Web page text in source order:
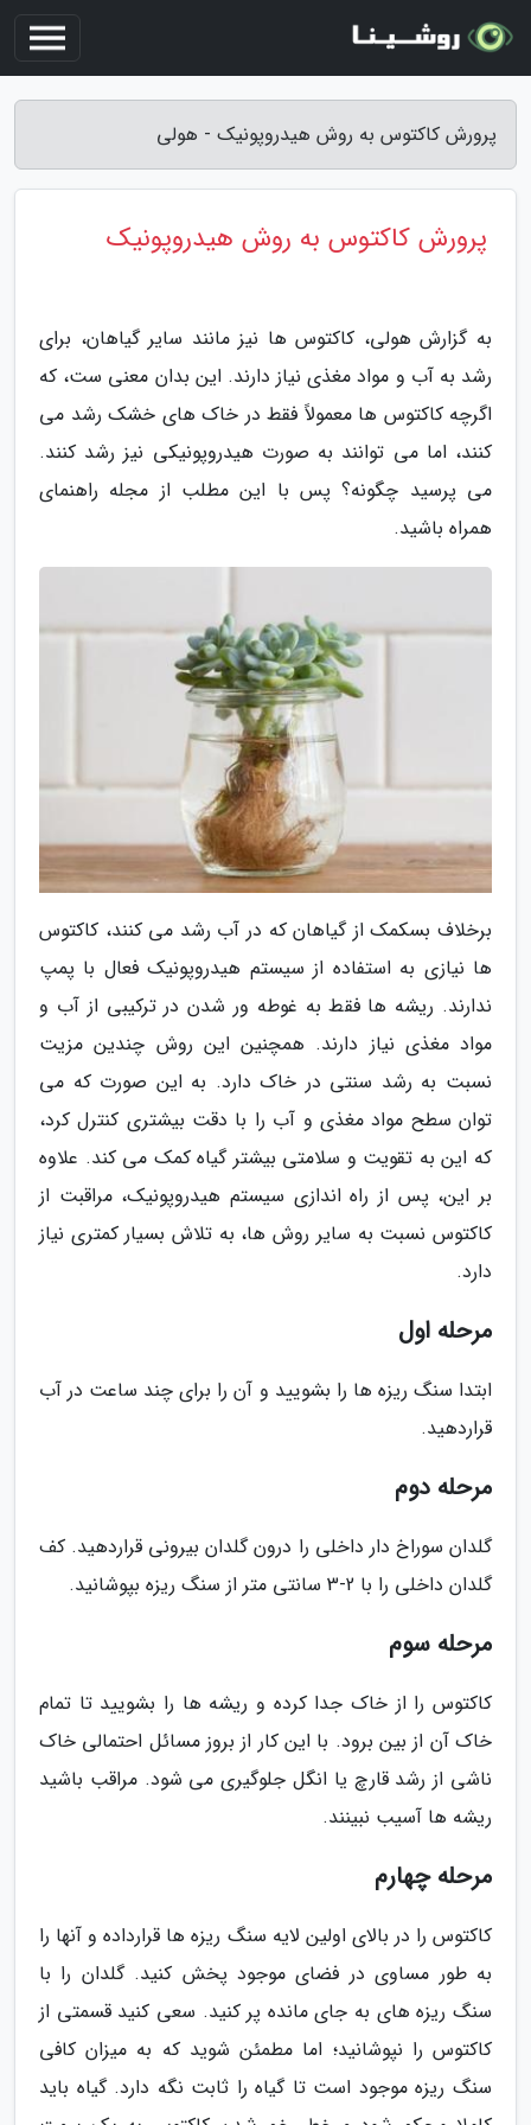
پرورش کاکتوس به روش هیدروپونیک - هولی
پرورش کاکتوس به روش هیدروپونیک
به گزارش هولی، کاکتوس ها نیز مانند سایر گیاهان، برای
رشد به آب و مواد مغذی نیاز دارند. این بدان معنی ست، که
اگرچه کاکتوس ها معمولاً فقط در خاک های خشک رشد می
کنند، اما می توانند به صورت هیدروپونیکی نیز رشد کنند.
می پرسید چگونه؟ پس با این مطلب از مجله راهنمای
همراه باشید.
برخلاف بسکمک از گیاهان که در آب رشد می کنند، کاکتوس
ها نیازی به استفاده از سیستم هیدروپونیک فعال با پمپ
ندارند. ریشه ها فقط به غوطه ور شدن در ترکیبی از آب و
مواد مغذی نیاز دارند. همچنین این روش چندین مزیت
نسبت به رشد سنتی در خاک دارد. به این صورت که می
توان سطح مواد مغذی و آب را با دقت بیشتری کنترل کرد،
که این به تقویت و سلامتی بیشتر گیاه کمک می کند. علاوه
بر این، پس از راه اندازی سیستم هیدروپونیک، مراقبت از
کاکتوس نسبت به سایر روش ها، به تلاش بسیار کمتری نیاز
دارد.
مرحله اول
ابتدا سنگ ریزه ها را بشویید و آن را برای چند ساعت در آب
قراردهید.
مرحله دوم
گلدان سوراخ دار داخلی را درون گلدان بیرونی قراردهید. کف
گلدان داخلی را با 2-3 سانتی متر از سنگ ریزه بپوشانید.
مرحله سوم
کاکتوس را از خاک جدا کرده و ریشه ها را بشویید تا تمام
خاک آن از بین برود. با این کار از بروز مسائل احتمالی خاک
ناشی از رشد قارچ یا انگل جلوگیری می شود. مراقب باشید
ریشه ها آسیب نبینند.
مرحله چهارم
کاکتوس را در بالای اولین لایه سنگ ریزه ها قرارداده و آنها را
به طور مساوی در فضای موجود پخش کنید. گلدان را با
سنگ ریزه های به جای مانده پر کنید. سعی کنید قسمتی از
کاکتوس را نپوشانید؛ اما مطمئن شوید که به میزان کافی
سنگ ریزه موجود است تا گیاه را ثابت نگه دارد. گیاه باید